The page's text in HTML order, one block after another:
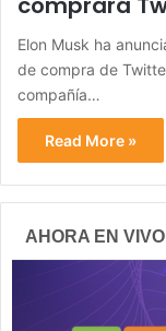
Elon Musk ha
de compra de
compañía…
Read More »
AHORA EN VIVO